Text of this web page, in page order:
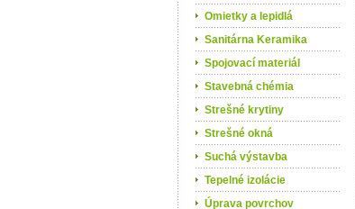
Omietky a lepidlá
Sanitárna Keramika
Spojovací materiál
Stavebná chémia
Strešné krytiny
Strešné okná
Suchá výstavba
Tepelné izolácie
Úprava povrchov